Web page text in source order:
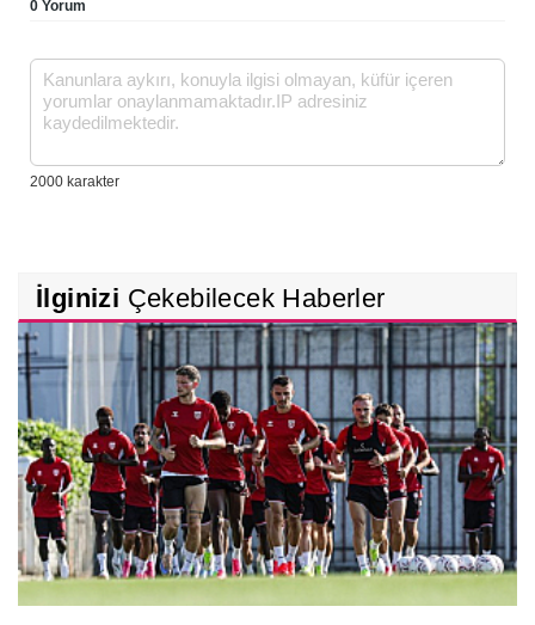
0 Yorum
İlginizi Çekebilecek Haberler